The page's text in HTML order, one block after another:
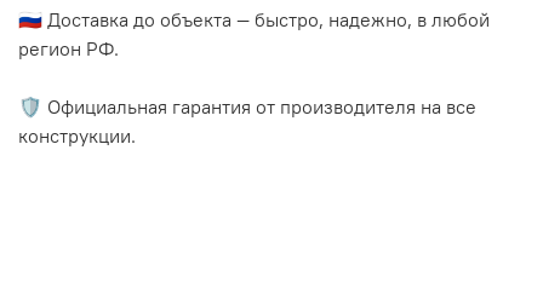
🇷🇺 Доставка до объекта — быстро, надежно, в любой
регион РФ.
🛡️ Официальная гарантия от производителя на все
конструкции.